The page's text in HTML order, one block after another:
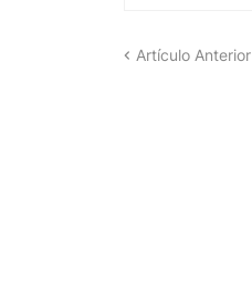
Artículo Anterior